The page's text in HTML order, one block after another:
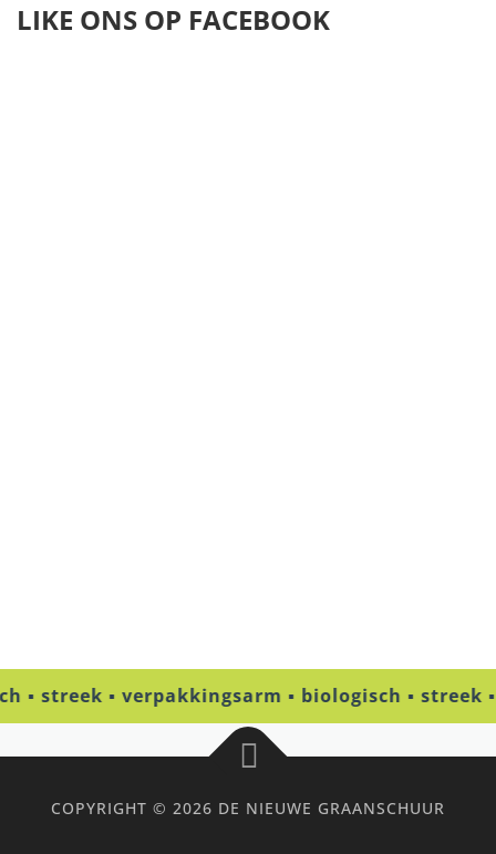
LIKE ONS OP FACEBOOK
▪ streek ▪ verpakkingsarm ▪ biologisch ▪
COPYRIGHT © 2026 DE NIEUWE GRAANSCHUUR